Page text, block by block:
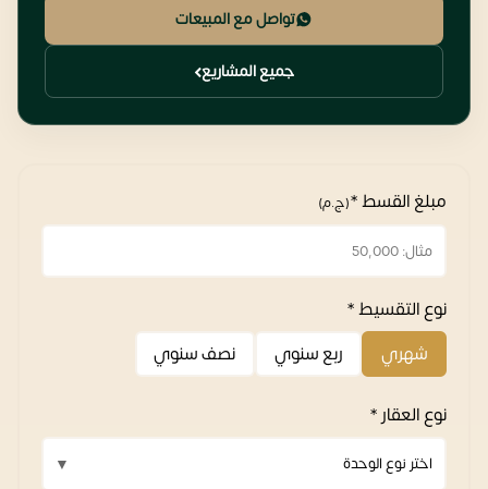
تواصل مع المبيعات
جميع المشاريع
مبلغ القسط *(ج.م)
نوع التقسيط *
شهري
ربع سنوي نصف سنوي
نوع العقار *